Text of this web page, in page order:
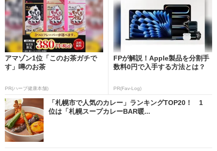
アマゾン1位「このお茶ガチで
す」噂のお茶
PR(ハーブ健康本舗)
FPが解説！Apple製品を分割手
数料0円で入手する方法とは？
PR(Fav-Log)
「札幌市で人気のカレー」ランキングTOP20！ 1
位は「札幌スープカレーBAR暖...